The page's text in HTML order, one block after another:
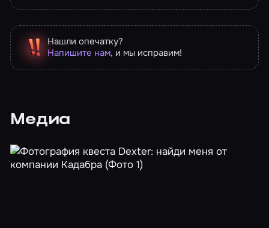
Нашли опечатку?
Напишите нам, и мы исправим!
Медиа